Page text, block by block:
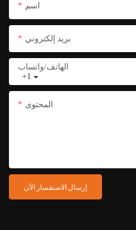
اسم
بريد إلكتروني
+1
الهاتف/واتساب
المحتوى
إرسال الاستفسار الآن